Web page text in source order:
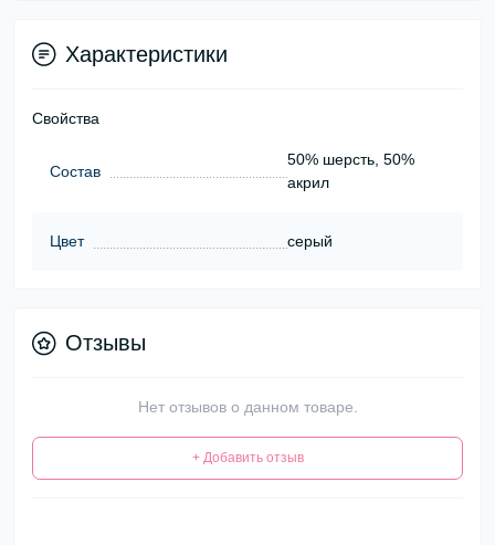
Характеристики
Свойства
Состав
50% шерсть, 50%
акрил
Цвет серый
Отзывы
Нет отзывов о данном товаре.
+ Добавить отзыв